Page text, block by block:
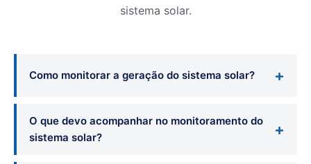
sistema solar.
Como monitorar a geração do sistema solar?
O que devo acompanhar no monitoramento do
sistema solar?